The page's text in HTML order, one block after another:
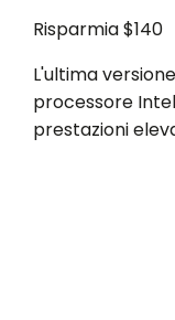
Risparmia $140
L'ultima
processore
prestazioni